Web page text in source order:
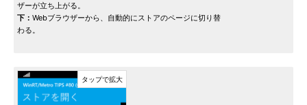
ザーが立ち上がる。
下： Webブラウザーから、自動的にストアのページに切り替
わる。